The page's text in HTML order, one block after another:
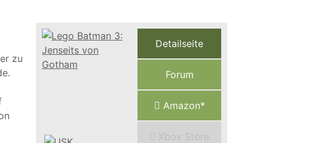
zu
Detailseite
Forum
Amazon*
Xbox Store